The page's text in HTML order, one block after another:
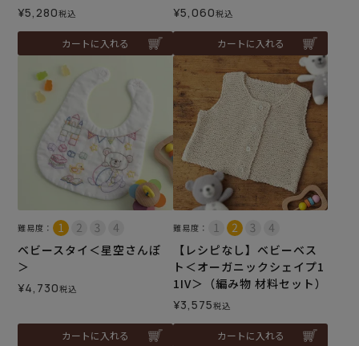
¥5,280税込
カートに入れる
¥5,060税込
カートに入れる
難易度：
ベビースタイ＜星空さんぽ
＞
¥4,730税込
カートに入れる
難易度：
【レシピなし】ベビーベス
ト＜オーガニックシェイプ1
1IV＞（編み物 材料セット）
¥3,575税込
カートに入れる